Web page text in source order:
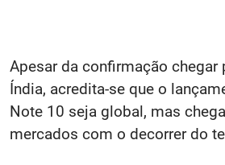
Apesar da confirmação chegar
Índia, acredita-se que o
Note 10 seja global, mas
mercados com o decorrer do